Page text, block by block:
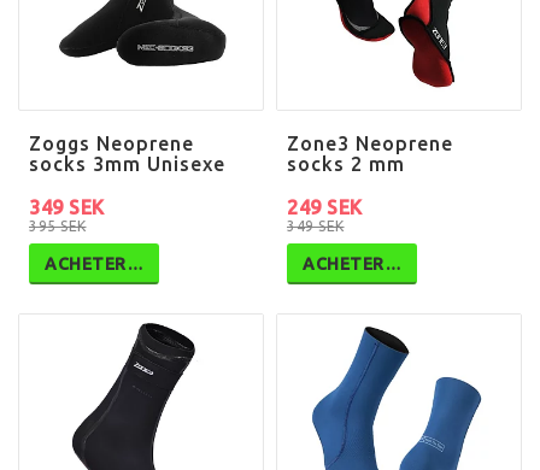
Zoggs Neoprene
socks 3mm Unisexe
395 SEK
349 SEK
ACHETER…
Zone3 Neoprene
socks 2 mm
349 SEK
249 SEK
ACHETER…